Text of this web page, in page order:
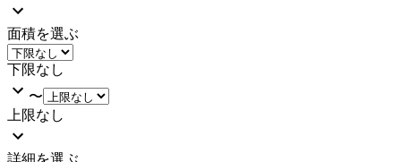
面積を選ぶ
下限なし
〜
上限なし